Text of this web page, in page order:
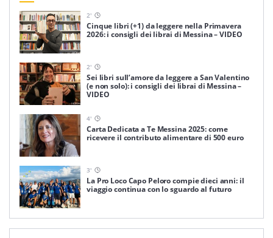
2'
Cinque libri (+1) da leggere nella Primavera
2026: i consigli dei librai di Messina – VIDEO
2'
Sei libri sull’amore da leggere a San Valentino
(e non solo): i consigli dei librai di Messina –
VIDEO
4'
Carta Dedicata a Te Messina 2025: come
ricevere il contributo alimentare di 500 euro
3'
La Pro Loco Capo Peloro compie dieci anni: il
viaggio continua con lo sguardo al futuro